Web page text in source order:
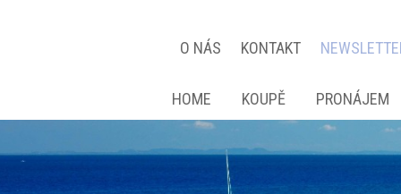
O NÁS KONTAKT
HOME KOUPĚ PRONÁJEM